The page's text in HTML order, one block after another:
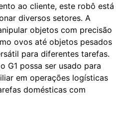
ao cliente, este robô está
diversos setores. A
objetos com precisão
ovos até objetos pesados
para diferentes tarefas.
G1 possa ser usado para
em operações logísticas
domésticas com